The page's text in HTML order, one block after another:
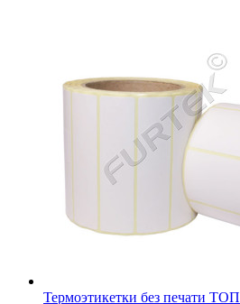
Термоэтикетки без печати ТОП